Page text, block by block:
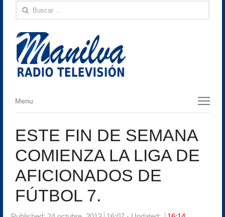
Buscar:
Menu
Menu
ESTE FIN DE SEMANA
COMIENZA LA LIGA DE
AFICIONADOS DE
FÚTBOL 7.